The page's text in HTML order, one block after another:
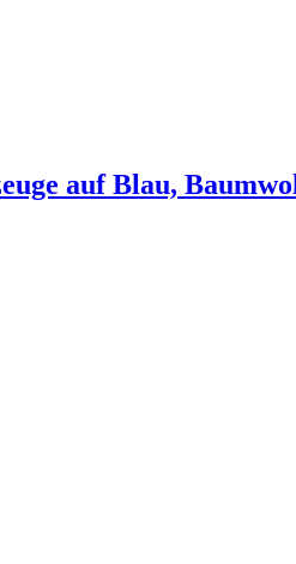
auf Blau,